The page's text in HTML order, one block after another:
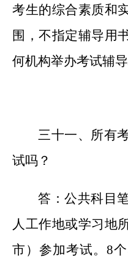
考生的综合素质和
围，不指定辅导用
何机构举办考试辅导
三十一、所有
试吗？
答：公共科目
人工作地或学习地
市）参加考试。8